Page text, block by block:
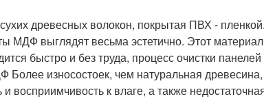
древесных волокон, покрытая ПВХ -
МДФ выглядят весьма эстетично. Этот
быстро и без труда, процесс очистки панелей
износостоек, чем натуральная
восприимчивость к влаге, а также